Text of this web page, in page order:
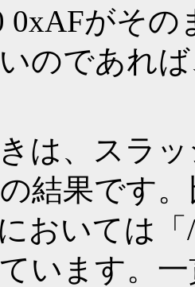
0xAFがそ
のであれ
は、スラ
結果です
おいては
います。